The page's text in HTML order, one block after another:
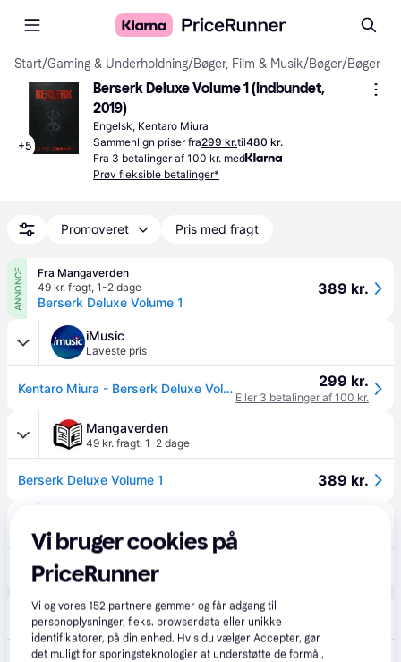
Start/Gaming & Underholdning/Bøger, Film & Musik/Bøger/Bøger
+5
Berserk Deluxe Volume 1 (Indbundet,
2019)
Engelsk, Kentaro Miura
Sammenlign priser fra299 kr.til480 kr.
Fra 3 betalinger af 100 kr. med
Prøv fleksible betalinger*
Promoveret Pris med fragt
ANNONCE
Fra Mangaverden
49 kr. fragt, 1-2 dage
Berserk Deluxe Volume 1
389 kr.
iMusic
Laveste pris
Kentaro Miura - Berserk Deluxe Volume 1 299 kr.
Eller 3 betalinger af 100 kr.
Mangaverden
49 kr. fragt, 1-2 dage
Berserk Deluxe Volume 1 389 kr.
39 kr. fragt ,6-8 dage
Berserk Deluxe Volume 1 (3, 2019) | Kentaro Miura
Saxo
39 kr. fragt
Vi bruger cookies på
PriceRunner
Vi og vores152 partnere gemmer og får adgang til
personoplysninger, f.eks. browserdata eller unikke
identifikatorer, på din enhed. Hvis du vælger Accepter, gør
det muligt for sporingsteknologier at understøtte de formål,